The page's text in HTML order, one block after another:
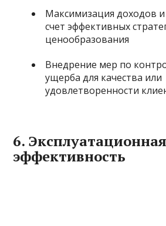
Максимизация доходов
счет эффективных
ценообразования
Внедрение мер по
ущерба для качества или
удовлетворенности
6. Эксплуатационная
эффективность